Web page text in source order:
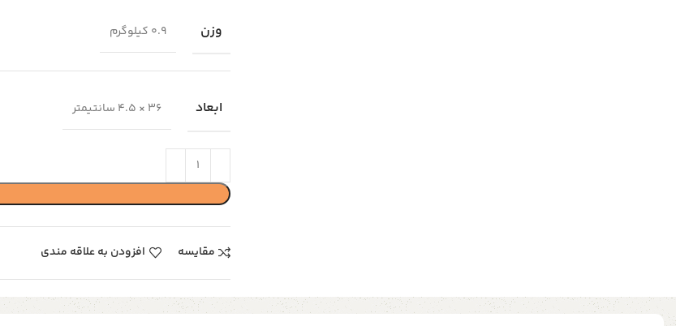
وزن 0.9 کیلوگرم
ابعاد 36 × 4.5 سانتیمتر
مقایسه افزودن به علاقه مندی